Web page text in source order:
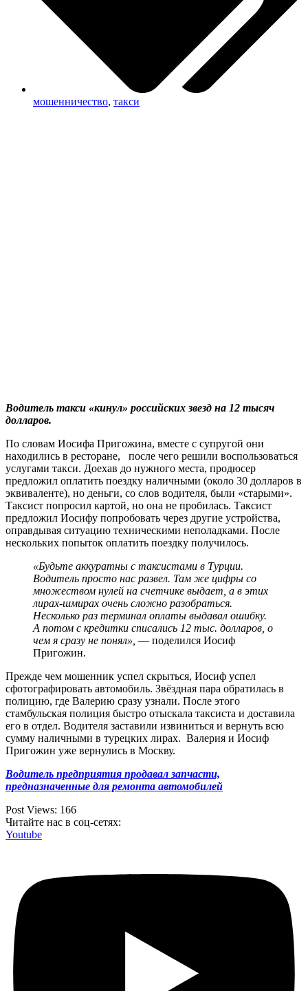
мошенничество, такси
Водитель такси «кинул» российских звезд на 12 тысяч
долларов.
По словам Иосифа Пригожина, вместе с супругой они
находились в ресторане, после чего решили воспользоваться
услугами такси. Доехав до нужного места, продюсер
предложил оплатить поездку наличными (около 30 долларов в
эквиваленте), но деньги, со слов водителя, были «старыми».
Таксист попросил картой, но она не пробилась. Таксист
предложил Иосифу попробовать через другие устройства,
оправдывая ситуацию техническими неполадками. После
нескольких попыток оплатить поездку получилось.
«Будьте аккуратны с таксистами в Турции.
Водитель просто нас развел. Там же цифры со
множеством нулей на счетчике выдает, а в этих
лирах-шмирах очень сложно разобраться.
Несколько раз терминал оплаты выдавал ошибку.
А потом с кредитки списались 12 тыс. долларов, о
чем я сразу не понял», — поделился Иосиф
Пригожин.
Прежде чем мошенник успел скрыться, Иосиф успел
сфотографировать автомобиль. Звёздная пара обратилась в
полицию, где Валерию сразу узнали. После этого
стамбульская полиция быстро отыскала таксиста и доставила
его в отдел. Водителя заставили извиниться и вернуть всю
сумму наличными в турецких лирах. Валерия и Иосиф
Пригожин уже вернулись в Москву.
Водитель предприятия продавал запчасти,
предназначенные для ремонта автомобилей
Post Views: 166
Читайте нас в соц-сетях:
Youtube